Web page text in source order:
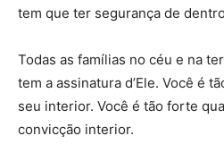
tem que ter segurança de
Todas as famílias no céu e na
tem a assinatura d’Ele. Você é
seu interior. Você é tão forte
convicção interior.